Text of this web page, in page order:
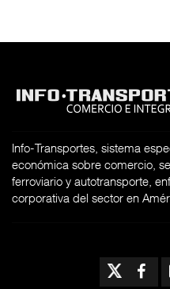
Info-Transportes, sistema
económica sobre comercio,
ferroviario y autotransporte,
corporativa del sector en